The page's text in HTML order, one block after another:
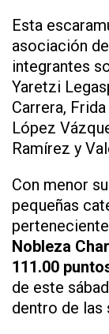
Esta
asociación
integrantes
Yaretzi
Carrera,
López
Ramírez y
Con menor
pequeñas
Nobleza
111.00
de este
dentro de las